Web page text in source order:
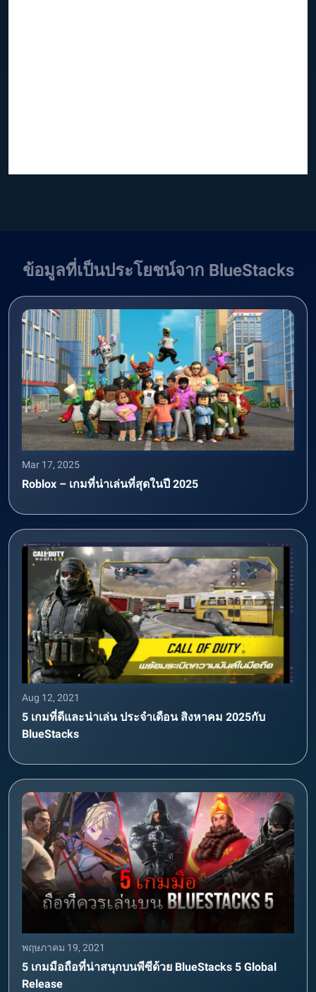
ข้อมูลที่เป็นประโยชน์จาก BlueStacks
Mar 17, 2025
Roblox – เกมที่น่าเล่นที่สุดในปี 2025
Aug 12, 2021
5 เกมที่ดีและน่าเล่น ประจำเดือน สิงหาคม 2025กับ
BlueStacks
พฤษภาคม 19, 2021
5 เกมมือถือที่น่าสนุกบนพีซีด้วย BlueStacks 5 Global
Release